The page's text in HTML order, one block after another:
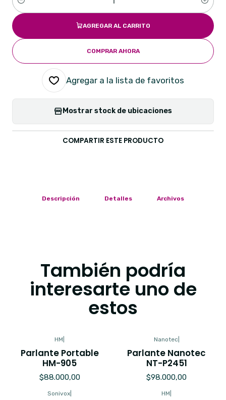
Cantidad
AGREGAR AL CARRITO
COMPRAR AHORA
Agregar a la lista de favoritos
Mostrar stock de ubicaciones
COMPARTIR ESTE PRODUCTO
Descripción Detalles Archivos
También podría
interesarte uno de
estos
HM
Parlante Portable
HM-905
$88.000,00
Nanotec|
Parlante Nanotec
NT-P2451
$98.000,00
Sonivox HM